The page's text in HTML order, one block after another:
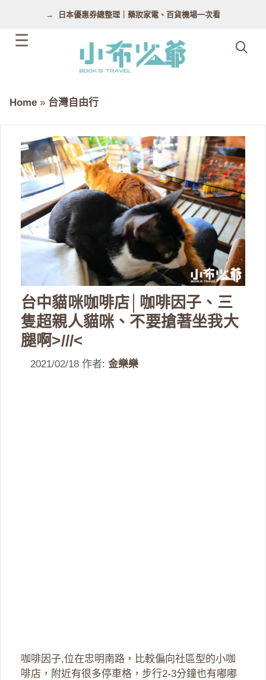
日本優惠券總整理｜藥妝家電、百貨機場一次看
Home » 台灣自由行
台中貓咪咖啡店│咖啡因子、三
隻超親人貓咪、不要搶著坐我大
腿啊>///<
2021/02/18 作者: 金樂樂
咖啡因子,位在忠明南路，比較偏向社區型的小咖
啡店，附近有很多停車格，步行2-3分鐘也有嘟嘟